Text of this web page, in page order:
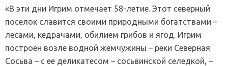
«В эти дни Игрим отмечает 58-летие. Этот северный
поселок славится своими природными богатствами –
лесами, кедрачами, обилием грибов и ягод. Игрим
построен возле водной жемчужины – реки Северная
Сосьва – с ее деликатесом – сосьвинской селедкой, –